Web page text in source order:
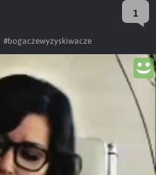
1
#bogaczewyzyskiwacze